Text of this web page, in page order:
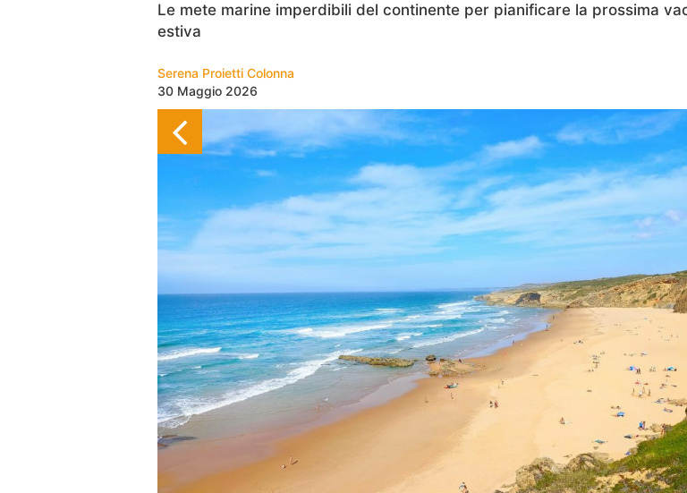
Le mete marine imperdibili del continente per pianificare la prossima
estiva
Serena Proietti Colonna
30 Maggio 2026